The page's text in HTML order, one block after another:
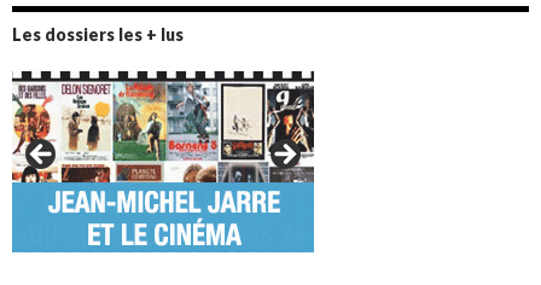
Les dossiers les + lus